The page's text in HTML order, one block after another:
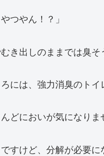
つやん！？」
き出しのままでは臭そ
には、強力消臭のトイ
どにおいが気になりま
すけど、分解が必要に